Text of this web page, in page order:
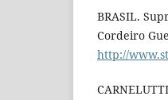
BRASIL.
Cordeiro
http://